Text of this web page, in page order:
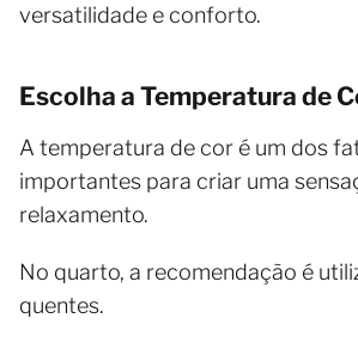
versatilidade e conforto.
Escolha a Temperatura de
A temperatura de cor é um dos
importantes para criar uma
relaxamento.
No quarto, a recomendação é
quentes.